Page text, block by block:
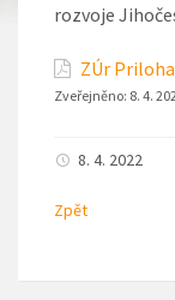
rozvoje
ZÚr Priloha
Zveřejněno: 8. 4.
8. 4. 2022
Zpět